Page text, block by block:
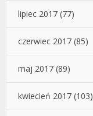
lipiec 2017 (77)
czerwiec 2017 (85)
maj 2017 (89)
kwiecień 2017 (103)